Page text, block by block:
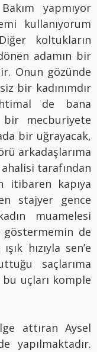
yapmıyor
kullanıyorum
koltukların
adamın bir
Onun gözünde
bir kadınımdır
de bana
bir mecburiyete
bir uğrayacak,
arkadaşlarıma
tarafından
itibaren kapıya
stajyer gence
muamelesi
göstermemin de
hızıyla sen’e
saçlarıma
bu uçları komple
attıran Aysel
yapılmaktadır.